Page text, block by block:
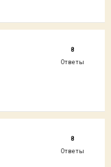
8
Ответы
8
Ответы